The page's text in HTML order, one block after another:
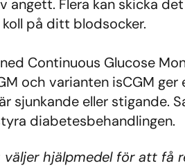
Flera kan skicka
på ditt blodsocker.
Continuous Glucose
och varianten isCGM
sjunkande eller stigande.
diabetesbehandlingen.
hjälpmedel för att få